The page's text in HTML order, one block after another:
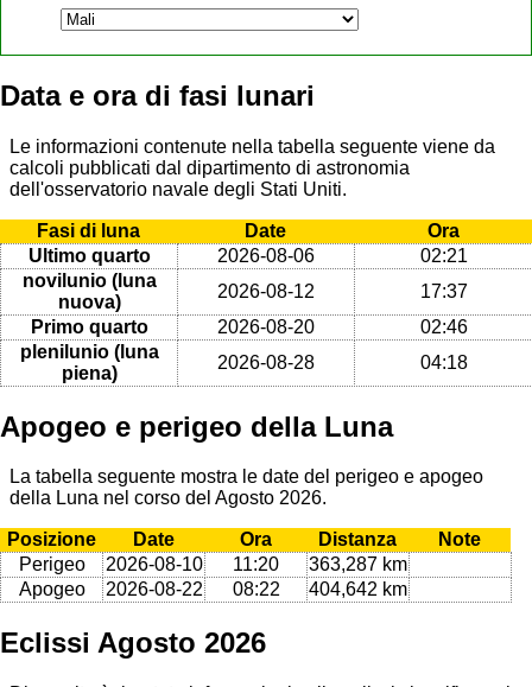
Data e ora di fasi lunari
Le informazioni contenute nella tabella seguente viene da
calcoli pubblicati dal dipartimento di astronomia
dell'osservatorio navale degli Stati Uniti.
Fasi di luna Date
Ora
Ultimo quarto
2026-08-06
02:21
novilunio (luna
nuova)
2026-08-12
17:37
Primo quarto
2026-08-20
02:46
plenilunio (luna
piena)
2026-08-28 04:18
Apogeo e perigeo della Luna
La tabella seguente mostra le date del perigeo e apogeo
della Luna nel corso del Agosto 2026.
Posizione Date Ora Distanza
Note
Perigeo
2026-08-10 11:20
363,287 km
Apogeo
2026-08-22 08:22 404,642 km
Eclissi Agosto 2026